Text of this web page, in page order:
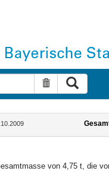
Suche
von 4,75 t, die